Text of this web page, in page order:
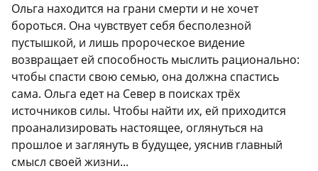
Ольга находится на грани смерти и не хочет
бороться. Она чувствует себя бесполезной
пустышкой, и лишь пророческое видение
возвращает ей способность мыслить рационально:
чтобы спасти свою семью, она должна спастись
сама. Ольга едет на Север в поисках трёх
источников силы. Чтобы найти их, ей приходится
проанализировать настоящее, оглянуться на
прошлое и заглянуть в будущее, уяснив главный
смысл своей жизни...